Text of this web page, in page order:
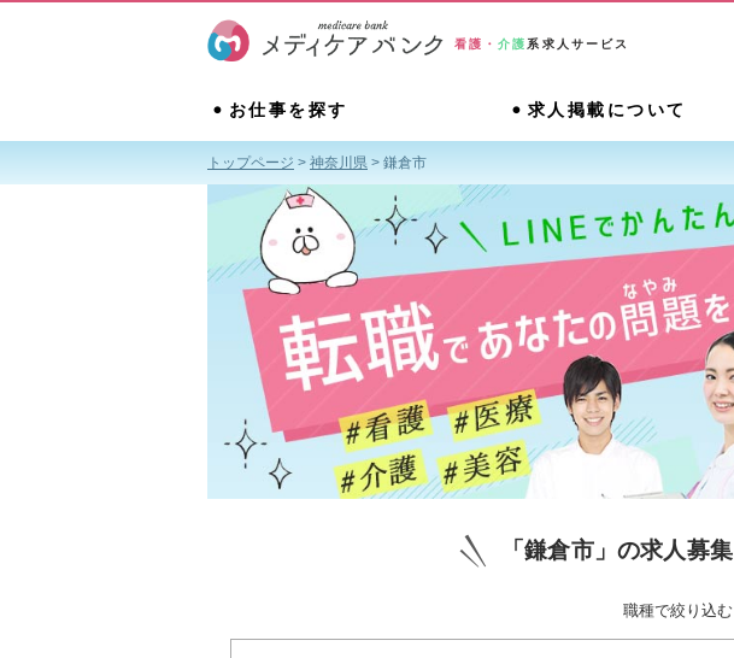
看護・介護 系求人サービス
お仕事を探す 求人掲載について
トップページ > 神奈川県 > 鎌倉市
「鎌倉市」の求人募集
職種で絞り込む